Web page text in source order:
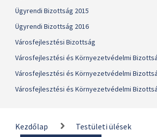
Ügyrendi Bizottság 2015
Ügyrendi Bizottság 2016
Városfejlesztési Bizottság
Városfejlesztési és Környezetvédelmi
Városfejlesztési és Környezetvédelmi
Városfejlesztési és Környezetvédelmi
Kezdőlap
Testületi ülések